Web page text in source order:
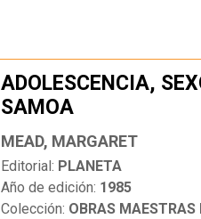
ADOLESCENCIA,
SAMOA
MEAD, MARGARET
Editorial: PLANETA
Año de edición: 1985
Colección: OBRAS MAESTRAS DEL